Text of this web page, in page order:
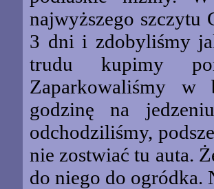
najwyższego szczytu
3 dni i zdobyliśmy
trudu kupimy
Zaparkowaliśmy w
godzinę na
odchodziliśmy,
nie zostwiać tu auta.
do niego do ogródka.